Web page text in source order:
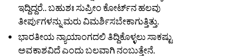
ಇದ್ದಿದ್ದರೆ.. ಬಹುಶಃ ಸುಪ್ರೀಂ ಕೋರ್ಟ್‌ನ ಹಲವು
ತೀರ್ಪುಗಳನ್ನು ಮರು ವಿಮರ್ಶಿಸಬೇಕಾಗುತ್ತಿತ್ತು.
ಭಾರತೀಯ ನ್ಯಾಯಾಂಗದಲಿ ತಿದ್ದಿಕೊಳ್ಳಲು ಸಾಕಷ್ಟು
ಅವಕಾಶವಿದೆ ಎಂದು ಬಲವಾಗಿ ನಂಬುತ್ತೇನೆ.